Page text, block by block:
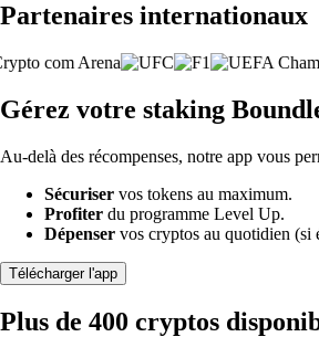
Partenaires internationaux
Gérez votre staking
Au-delà des récompenses, notre app vous
Sécuriser vos tokens au maximum.
Profiter du programme Level Up.
Dépenser vos cryptos au quotidien (si
Télécharger l'app
Plus de 400 cryptos